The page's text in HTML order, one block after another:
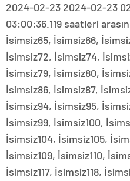
2024-02-23 2024-02-23
03:00:36.119 saatleri
İsimsiz65, İsimsiz66,
İsimsiz72, İsimsiz74,
İsimsiz79, İsimsiz80,
İsimsiz86, İsimsiz87,
İsimsiz94, İsimsiz95,
İsimsiz99, İsimsiz100,
İsimsiz104, İsimsiz105,
İsimsiz109, İsimsiz110,
İsimsiz117, İsimsiz118,